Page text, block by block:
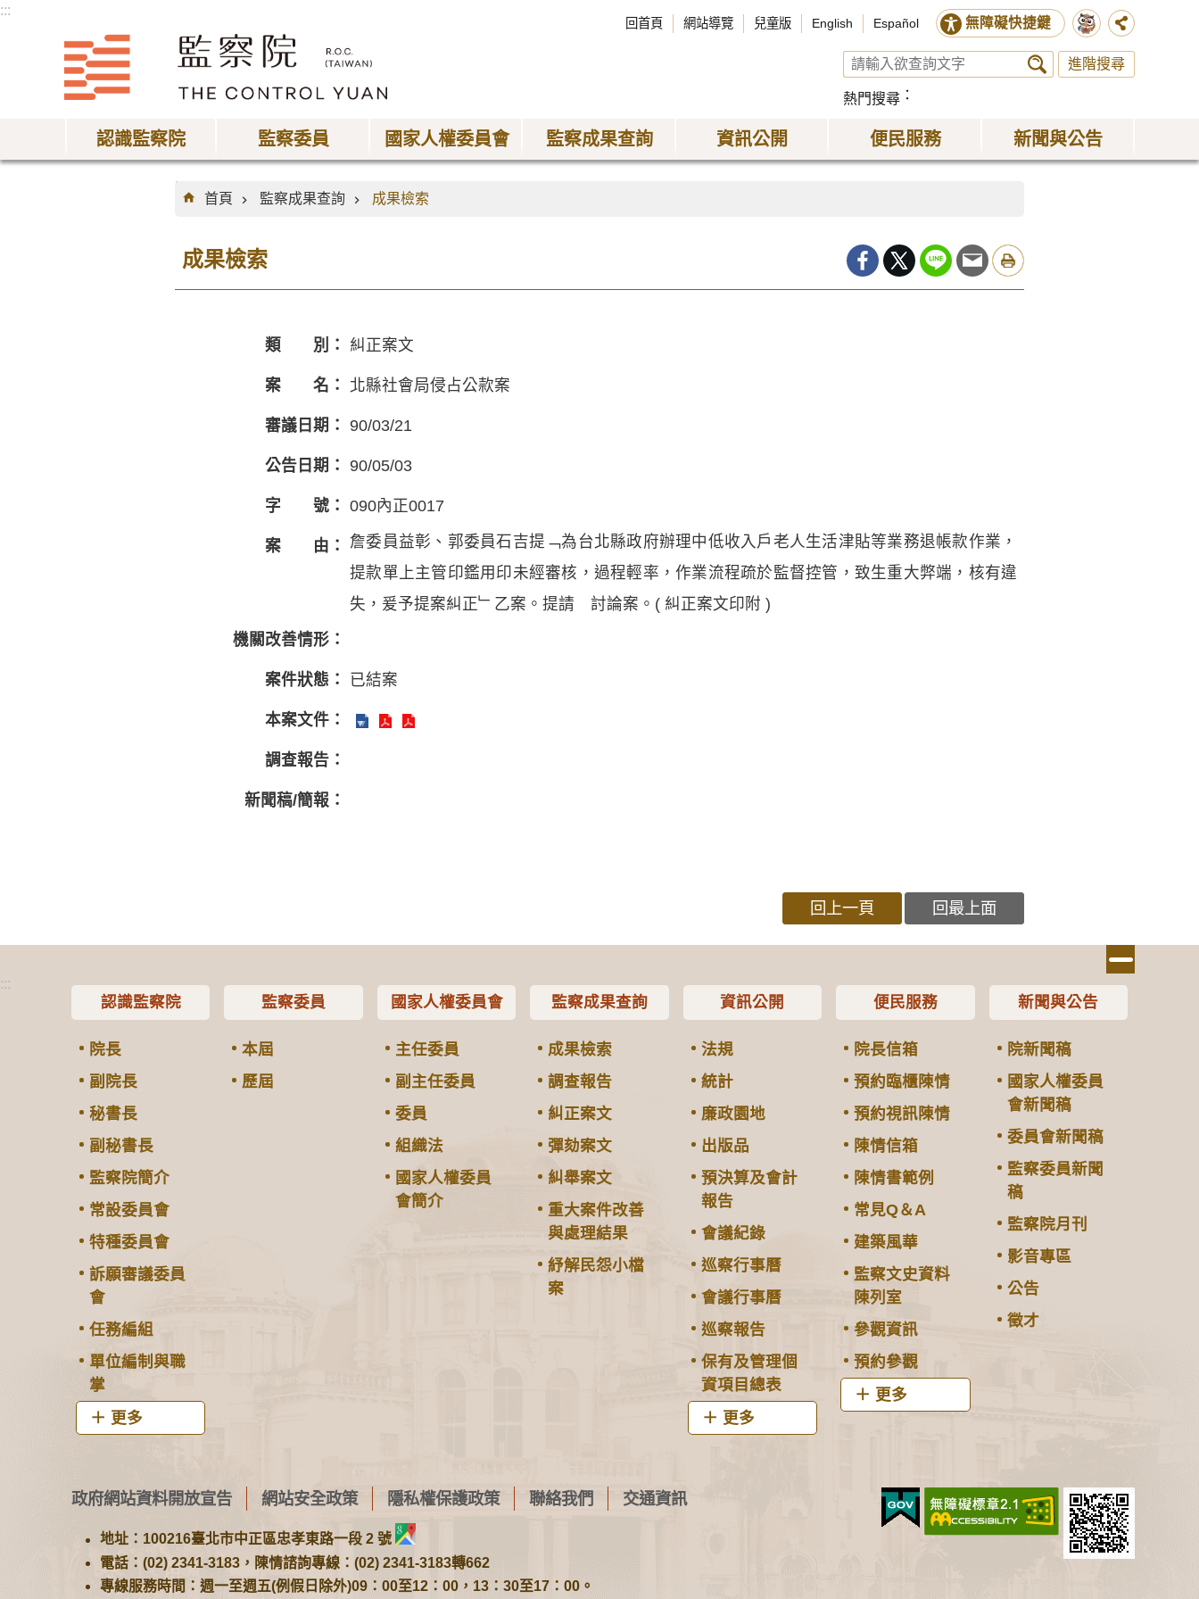
:::
回首頁 網站導覽 兒童版 English Español 無障礙快捷鍵
進階搜尋
熱門搜尋
認識監察院 監察委員 國家人權委員會 監察成果查詢 資訊公開 便民服務 新聞與公告
:::
首頁
監察成果查詢 成果檢索
成果檢索
類 別： 糾正案文
案 名： 北縣社會局侵占公款案
審議日期： 90/03/21
公告日期： 90/05/03
字 號： 090內正0017
案 由： 詹委員益彰、郭委員石吉提﹁為台北縣政府辦理中低收入戶老人生活津貼等業務退帳款作業，
提款單上主管印鑑用印未經審核，過程輕率，作業流程疏於監督控管，致生重大弊端，核有違
失，爰予提案糾正﹂乙案。提請 討論案。( 糾正案文印附 )
機關改善情形：
案件狀態： 已結案
本案文件：
調查報告：
新聞稿/簡報：
回上一頁 回最上面
:::
認識監察院
院長
副院長
秘書長
副秘書長
監察院簡介
常設委員會
特種委員會
訴願審議委員
會
任務編組
單位編制與職
掌
更多
監察委員
本屆
歷屆
國家人權委員會
主任委員
副主任委員
委員
組織法
國家人權委員
會簡介
監察成果查詢
成果檢索
調查報告
糾正案文
彈劾案文
糾舉案文
重大案件改善
與處理結果
紓解民怨小檔
案
資訊公開
法規
統計
廉政園地
出版品
預決算及會計
報告
會議紀錄
巡察行事曆
會議行事曆
巡察報告
保有及管理個
資項目總表
更多
便民服務
院長信箱
預約臨櫃陳情
預約視訊陳情
陳情信箱
陳情書範例
常見Q＆A
建築風華
監察文史資料
陳列室
參觀資訊
預約參觀
更多
新聞與公告
院新聞稿
國家人權委員
會新聞稿
委員會新聞稿
監察委員新聞
稿
監察院月刊
影音專區
公告
徵才
政府網站資料開放宣告 網站安全政策 隱私權保護政策 聯絡我們 交通資訊
地址：100216臺北市中正區忠孝東路一段 2 號
電話：(02) 2341-3183，陳情諮詢專線：(02) 2341-3183轉662
專線服務時間：週一至週五(例假日除外)09：00至12：00，13：30至17：00。